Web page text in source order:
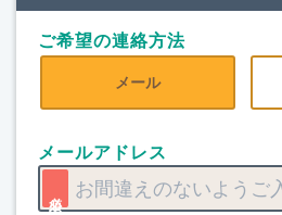
ご希望の連絡方法
メール
メールアドレス